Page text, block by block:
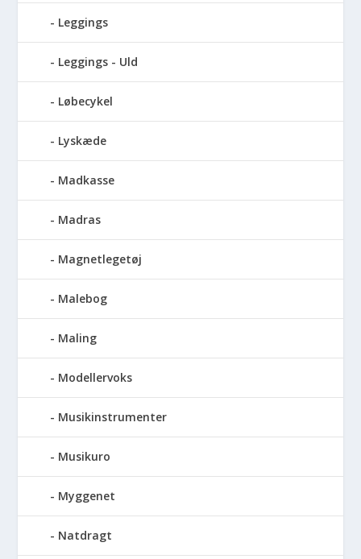
Leggings
Leggings - Uld
Løbecykel
Lyskæde
Madkasse
Madras
Magnetlegetøj
Malebog
Maling
Modellervoks
Musikinstrumenter
Musikuro
Myggenet
Natdragt